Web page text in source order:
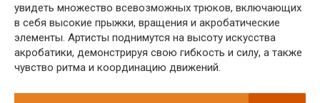
увидеть множество всевозможных трюков, включающих
в себя высокие прыжки, вращения и акробатические
элементы. Артисты поднимутся на высоту искусства
акробатики, демонстрируя свою гибкость и силу, а также
чувство ритма и координацию движений.